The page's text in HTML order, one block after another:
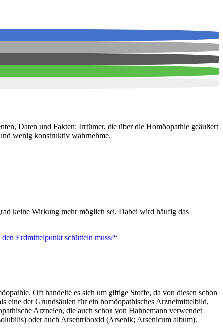
Daten und Fakten: Irrtümer, die über die Homöopathie geäußert
wenig konstruktiv wahrnehme.
keine Wirkung mehr möglich sei. Dabei wird häufig das
Erdmittelpunkt schütteln muss?“
Oft handelte es sich um giftige Stoffe, da von diesen schon
eine der Grundsäulen für ein homöopathisches Arzneimittelbild,
Arzneien, die auch schon von Hahnemann verwendet
oder auch Arsentriooxid (Arsenik; Arsenicum album).